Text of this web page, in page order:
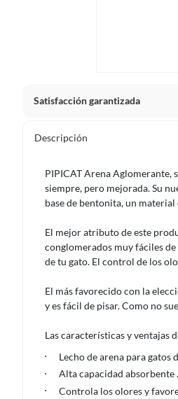
Satisfacción garantizada
Debe estar en perfecto
Productos que, por su
Confeccionados a la medida.
En sodimac.cl te damos30
etiquetas y sin uso, tal como
Productos que han sido
Alimentos, bebidas,
Pinturas de un color a solicitud.
Descripción
PIPICAT Arena Aglomerante,
siempre, pero mejorada. Su
base de bentonita, un
El mejor atributo de este
conglomerados muy fáciles
de tu gato. El control de los
El más favorecido con la
y es fácil de pisar. Como no
Las características y ventajas
Lecho de arena para
Alta capacidad absorbente .
Controla los olores y